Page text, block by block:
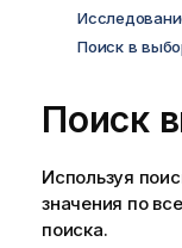
Поиск в
Поиск
Используя
значения по
поиска.